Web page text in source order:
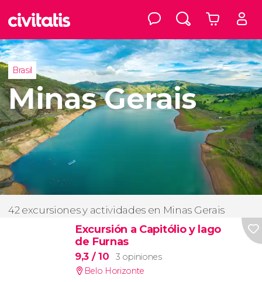
Brasil
Minas Gerais
42 excursiones y actividades en Minas Gerais
Excursión a Capitólio y lago
de Furnas
9,3 / 10
3 opiniones
Belo Horizonte